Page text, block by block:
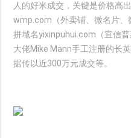
人的好米成交，关键是价格高
wmp.com（外卖铺、微名片、
拼域名yixinpuhui.com（宜信
大佬Mike Mann手工注册的长
据传以近300万元成交等。